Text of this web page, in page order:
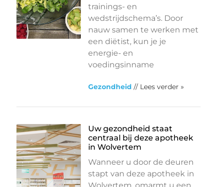
trainings- en
wedstrijdschema’s. Door
nauw samen te werken met
een diëtist, kun je je
energie- en
voedingsinname
Gezondheid // Lees verder »
Uw gezondheid staat
centraal bij deze apotheek
in Wolvertem
Wanneer u door de deuren
stapt van deze apotheek in